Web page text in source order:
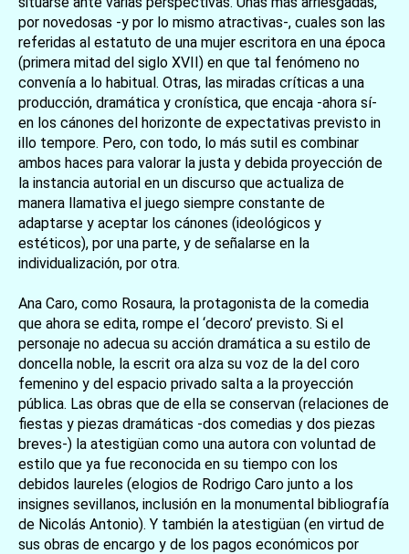
por novedosas -y por lo mismo atractivas-, cuales son las
referidas al estatuto de una mujer escritora en una época
(primera mitad del siglo XVII) en que tal fenómeno no
convenía a lo habitual. Otras, las miradas críticas a una
producción, dramática y cronística, que encaja -ahora sí-
en los cánones del horizonte de expectativas previsto in
illo tempore. Pero, con todo, lo más sutil es combinar
ambos haces para valorar la justa y debida proyección de
la instancia autorial en un discurso que actualiza de
manera llamativa el juego siempre constante de
adaptarse y aceptar los cánones (ideológicos y
estéticos), por una parte, y de señalarse en la
individualización, por otra.
Ana Caro, como Rosaura, la protagonista de la comedia
que ahora se edita, rompe el ‘decoro’ previsto. Si el
personaje no adecua su acción dramática a su estilo de
doncella noble, la escrit ora alza su voz de la del coro
femenino y del espacio privado salta a la proyección
pública. Las obras que de ella se conservan (relaciones de
fiestas y piezas dramáticas -dos comedias y dos piezas
breves-) la atestigüan como una autora con voluntad de
estilo que ya fue reconocida en su tiempo con los
debidos laureles (elogios de Rodrigo Caro junto a los
insignes sevillanos, inclusión en la monumental bibliografía
de Nicolás Antonio). Y también la atestigüan (en virtud de
sus obras de encargo y de los pagos económicos por